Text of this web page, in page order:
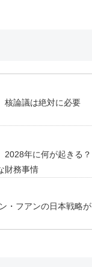
核論議は絶対に必要
2028年に何が起きる？
財務事情
・フアンの日本戦略が